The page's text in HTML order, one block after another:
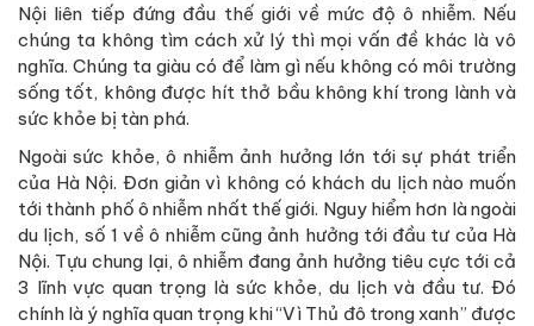
Nội liên tiếp đứng đầu thế giới về mức độ ô nhiễm. Nếu
chúng ta không tìm cách xử lý thì mọi vấn đề khác là vô
nghĩa. Chúng ta giàu có để làm gì nếu không có môi trường
sống tốt, không được hít thở bầu không khí trong lành và
sức khỏe bị tàn phá.
Ngoài sức khỏe, ô nhiễm ảnh hưởng lớn tới sự phát triển
của Hà Nội. Đơn giản vì không có khách du lịch nào muốn
tới thành phố ô nhiễm nhất thế giới. Nguy hiểm hơn là ngoài
du lịch, số 1 về ô nhiễm cũng ảnh hưởng tới đầu tư của Hà
Nội. Tựu chung lại, ô nhiễm đang ảnh hưởng tiêu cực tới cả
3 lĩnh vực quan trọng là sức khỏe, du lịch và đầu tư. Đó
chính là ý nghĩa quan trọng khi “Vì Thủ đô trong xanh” được